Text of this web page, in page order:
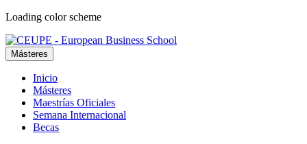
Loading color scheme
Másteres
Inicio
Másteres
Maestrías Oficiales
Semana Internacional
Becas